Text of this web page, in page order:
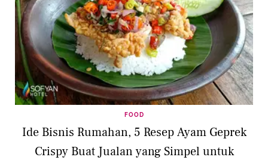
FOOD
Ide Bisnis Rumahan, 5 Resep Ayam Geprek
Crispy Buat Jualan yang Simpel untuk